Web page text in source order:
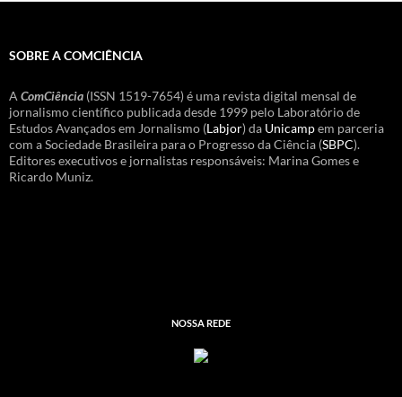
SOBRE A COMCIÊNCIA
A ComCiência (ISSN 1519-7654) é uma revista digital mensal de
jornalismo científico publicada desde 1999 pelo Laboratório de
Estudos Avançados em Jornalismo (Labjor) da Unicampem parceria
com a Sociedade Brasileira para o Progresso da Ciência (SBPC).
Editores executivos e jornalistas responsáveis: Marina Gomes e
Ricardo Muniz.
NOSSA REDE